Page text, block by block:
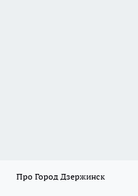
Про Город Дзержинск